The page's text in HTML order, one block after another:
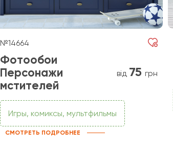
№14664
Фотообои
Персонажи
мстителей
від 75 грн
Игры, комиксы, мультфильмы
СМОТРЕТЬ ПОДРОБНЕЕ